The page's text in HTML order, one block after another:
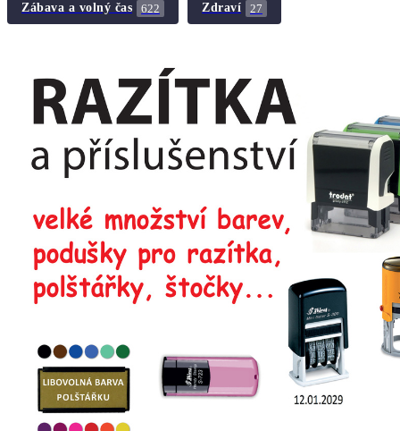
Zábava a volný čas 622 Zdraví 27